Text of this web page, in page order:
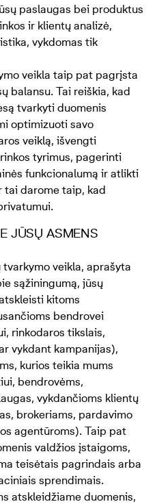
paslaugas bei produktus
ir klientų analizė,
vykdomas tik
veikla taip pat pagrįsta
balansu. Tai reiškia, kad
tvarkyti duomenis
optimizuoti savo
veiklą, išvengti
tyrimus, pagerinti
funkcionalumą ir atlikti
tai darome taip, kad
JŪSŲ ASMENS
veikla, aprašyta
sąžiningumą, jūsų
kitoms
bendrovei
rinkodaros tikslais,
vykdant kampanijas),
kurios teikia mums
bendrovėms,
vykdančioms klientų
brokeriams, pardavimo
agentūroms). Taip pat
valdžios įstaigoms,
teisėtais pagrindais arba
sprendimais.
atskleidžiame duomenis,